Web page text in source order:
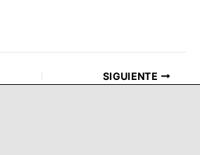
SIGUIENTE